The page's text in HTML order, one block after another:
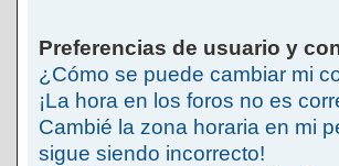
Preferencias de usuario y
¿Cómo se puede cambiar mi
¡La hora en los foros no es
Cambié la zona horaria en mi
sigue siendo incorrecto!